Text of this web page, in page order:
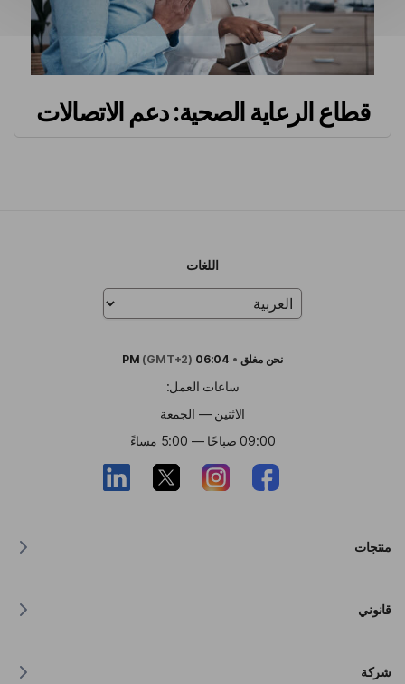
قطاع الرعاية الصحية: دعم الاتصالات
اللغات
نحنمغلق •
06:04 PM
(GMT+2)
ساعات العمل:
الاثنين — الجمعة
09:00 صباحًا — 5:00 مساءً
منتجات
قانوني
شركة